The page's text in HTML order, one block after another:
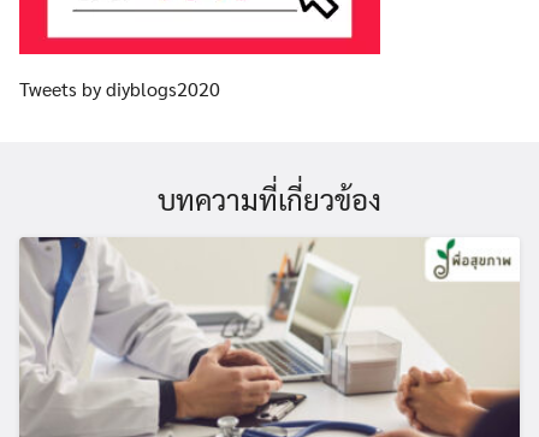
Tweets by diyblogs2020
บทความที่เกี่ยวข้อง